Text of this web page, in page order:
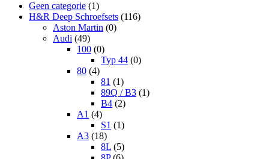
Geen categorie (1)
H&R Deep Schroefsets (116)
Aston Martin (0)
Audi (49)
100 (0)
Typ 44 (0)
80 (4)
81 (1)
89Q / B3 (1)
B4 (2)
A1 (4)
S1 (1)
A3 (18)
8L (5)